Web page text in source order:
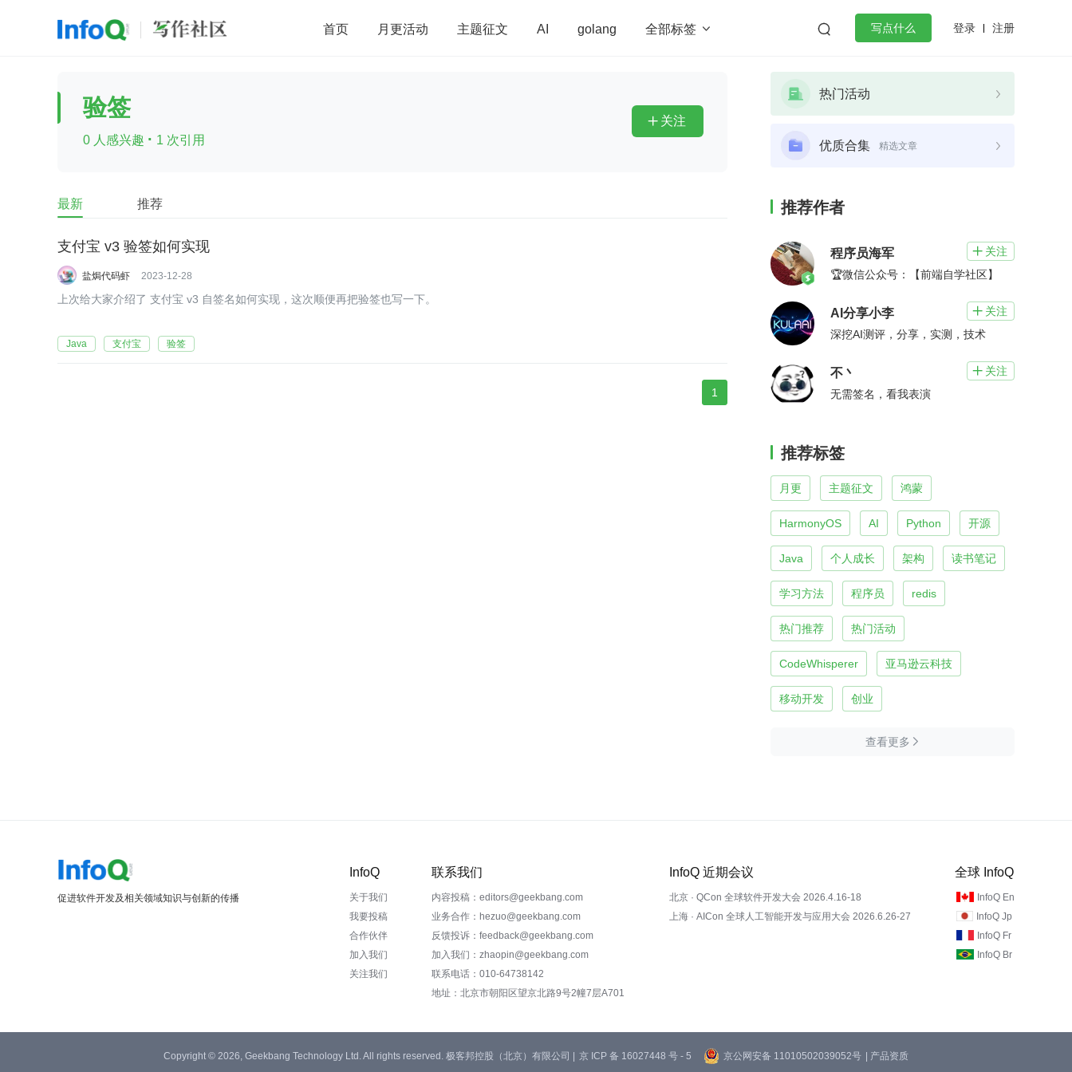
首页 月更活动 主题征文 AI golang 全部标签   写点什么 登录 注册
前端 redis
查看更多
验签
0 人感兴趣 · 1 次引用
 关注
最新 推荐
支付宝 v3 验签如何实现
盐焗代码虾 2023-12-28
上次给大家介绍了 支付宝 v3 自签名如何实现，这次顺便再把验签也写一下。
Java 支付宝 验签
1
热门活动
优质合集 精选文章
推荐作者
程序员海军  关注
🏆微信公众号：【前端自学社区】
AI分享小李  关注
深挖AI测评，分享，实测，技术
不丶  关注
无需签名，看我表演
推荐标签
月更 主题征文 鸿蒙
HarmonyOS AI Python 开源
Java 个人成长 架构 读书笔记
学习方法 程序员 redis
热门推荐 热门活动
CodeWhisperer 亚马逊云科技
移动开发 创业
查看更多 
促进软件开发及相关领域知识与创新的传播
InfoQ
关于我们
我要投稿
合作伙伴
加入我们
关注我们
联系我们
内容投稿：editors@geekbang.com
业务合作：hezuo@geekbang.com
反馈投诉：feedback@geekbang.com
加入我们：zhaopin@geekbang.com
联系电话：010-64738142
地址：北京市朝阳区望京北路9号2幢7层A701
InfoQ 近期会议
北京 · QCon 全球软件开发大会 2026.4.16-18
上海 · AICon 全球人工智能开发与应用大会 2026.6.26-27
全球 InfoQ
InfoQ En
InfoQ Jp
InfoQ Fr
InfoQ Br
Copyright © 2026, Geekbang Technology Ltd. All rights reserved. 极客邦控股（北京）有限公司 | 京 ICP 备 16027448 号 - 5 京公网安备 11010502039052号 | 产品资质